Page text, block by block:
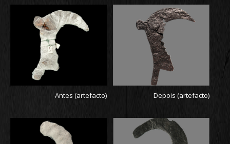
Antes (artefacto) Depois (artefacto)